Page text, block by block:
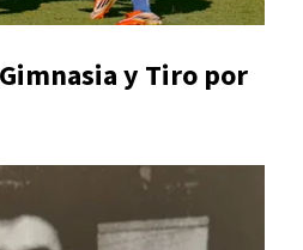
y Tiro por